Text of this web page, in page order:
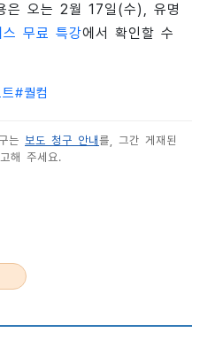
은 오는 2월 17일(수), 유명
무료 특강에서 확인할 수
#퀄컴
는 보도 청구 안내 를, 그간 게재된
해 주세요.